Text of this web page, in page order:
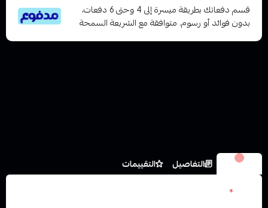
قسم دفعاتك بطريقة ميسرة إلى 4 وحتى 6 دفعات،
بدون فوائد أو رسوم. متوافقة مع الشريعة السمحة
الخيارات التفاصيل
التقييمات
*